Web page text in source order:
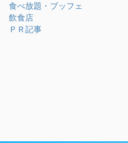
食べ放題・ブッフェ
飲食店
ＰＲ記事